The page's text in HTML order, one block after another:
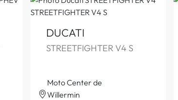
DUCATI
STREETFIGHTER V4 S
Moto Center de
Willermin